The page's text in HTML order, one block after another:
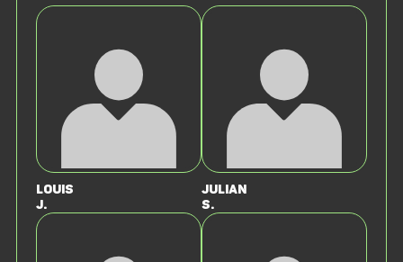
Louis
J.
Julian
S.